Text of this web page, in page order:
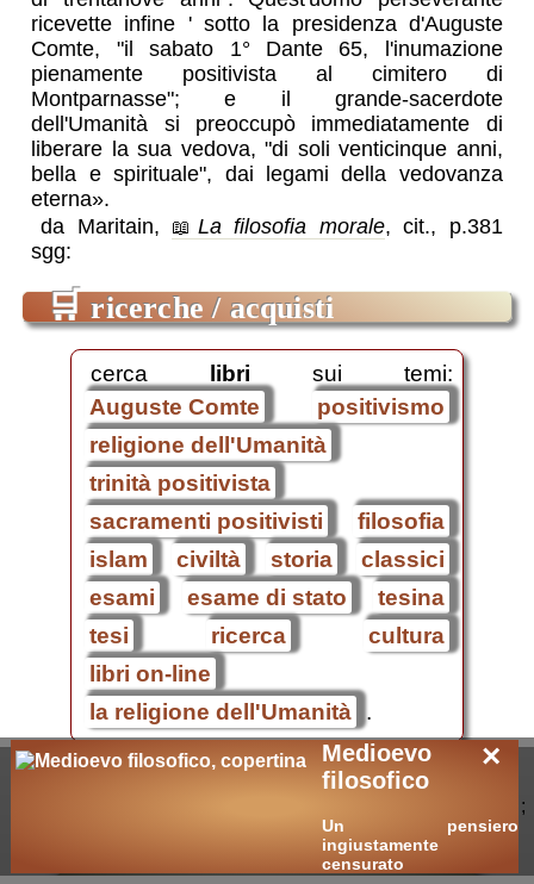
ricevette infine ' sotto la presidenza d'Auguste
Comte, "il sabato 1° Dante 65, l'inumazione
pienamente positivista al cimitero di
Montparnasse"; e il grande-sacerdote
dell'Umanità si preoccupò immediatamente di
liberare la sua vedova, "di soli venticinque anni,
bella e spirituale", dai legami della vedovanza
eterna».
da Maritain,
La filosofia morale, cit., p.381
sgg:
🛒 ricerche / acquisti
cerca libri sui temi:
Auguste Comte
positivismo
religione dell'Umanità
trinità positivista
sacramenti positivisti
filosofia
islam
civiltà storia
classici
esami
esame di stato
tesina
tesi
ricerca
cultura
libri on-line
la religione dell'Umanità .
×
Medioevo
filosofico
Un pensiero
ingiustamente
censurato
;